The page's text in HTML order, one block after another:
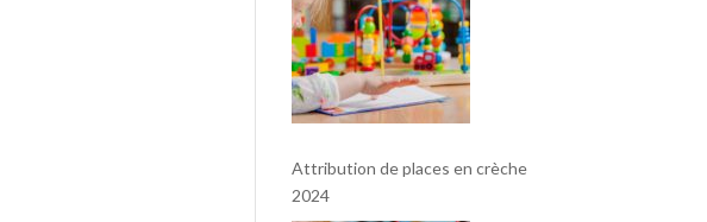
Attribution de places en crèche
2024